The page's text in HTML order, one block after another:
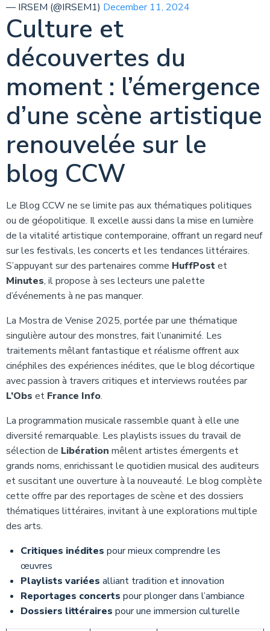
— IRSEM (@IRSEM1) December 11, 2024
Culture et
découvertes du
moment : l’émergence
d’une scène artistique
renouvelée sur le
blog CCW
Le Blog CCW ne se limite pas aux thématiques politiques
ou de géopolitique. Il excelle aussi dans la mise en lumière
de la vitalité artistique contemporaine, offrant un regard neuf
sur les festivals, les concerts et les tendances littéraires.
S’appuyant sur des partenaires comme HuffPostet
Minutes, il propose à ses lecteurs une palette
d’événements à ne pas manquer.
La Mostra de Venise 2025, portée par une thématique
singulière autour des monstres, fait l’unanimité. Les
traitements mêlant fantastique et réalisme offrent aux
cinéphiles des expériences inédites, que le blog décortique
avec passion à travers critiques et interviews routées par
L’Obs et France Info.
La programmation musicale rassemble quant à elle une
diversité remarquable. Les playlists issues du travail de
sélection de Libération mêlent artistes émergents et
grands noms, enrichissant le quotidien musical des auditeurs
et suscitant une ouverture à la nouveauté. Le blog complète
cette offre par des reportages de scène et des dossiers
thématiques littéraires, invitant à une explorations multiple
des arts.
Critiques inédites pour mieux comprendre les
œuvres
Playlists variées alliant tradition et innovation
Reportages concerts pour plonger dans l’ambiance
Dossiers littéraires pour une immersion culturelle